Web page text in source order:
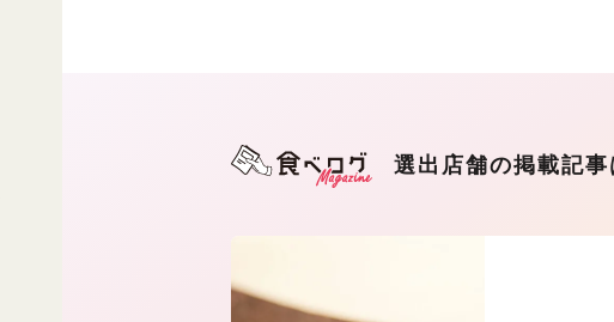
選出店舗の掲載記事